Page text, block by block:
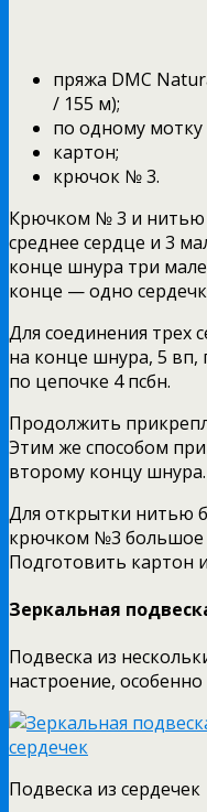
пряжа DMC
/ 155 м);
по одному мотку
картон;
крючок № 3.
Крючком № 3 и нитью
среднее сердце и 3
конце шнура три
конце — одно
Для соединения трех
на конце шнура, 5 вп,
по цепочке 4 псбн.
Продолжить
Этим же способом
второму концу шнура.
Для открытки нитью
крючком №3 большое
Подготовить картон
Зеркальная
Подвеска из
настроение,
Подвеска из сердечек